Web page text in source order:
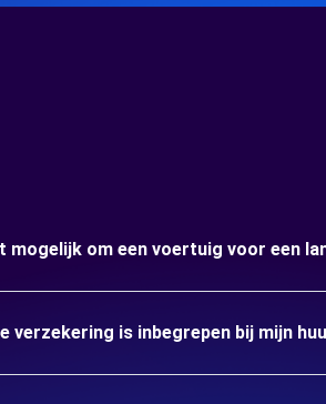
mogelijk om een voertuig voor een
verzekering is inbegrepen bij mijn